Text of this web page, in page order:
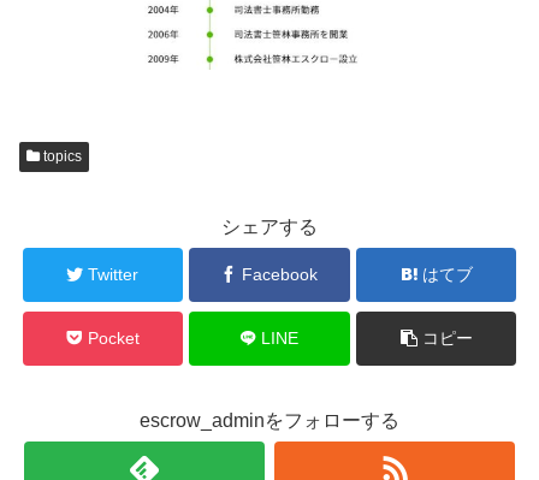
topics
シェアする
Twitter Facebook はてブ
Pocket LINE コピー
escrow_adminをフォローする